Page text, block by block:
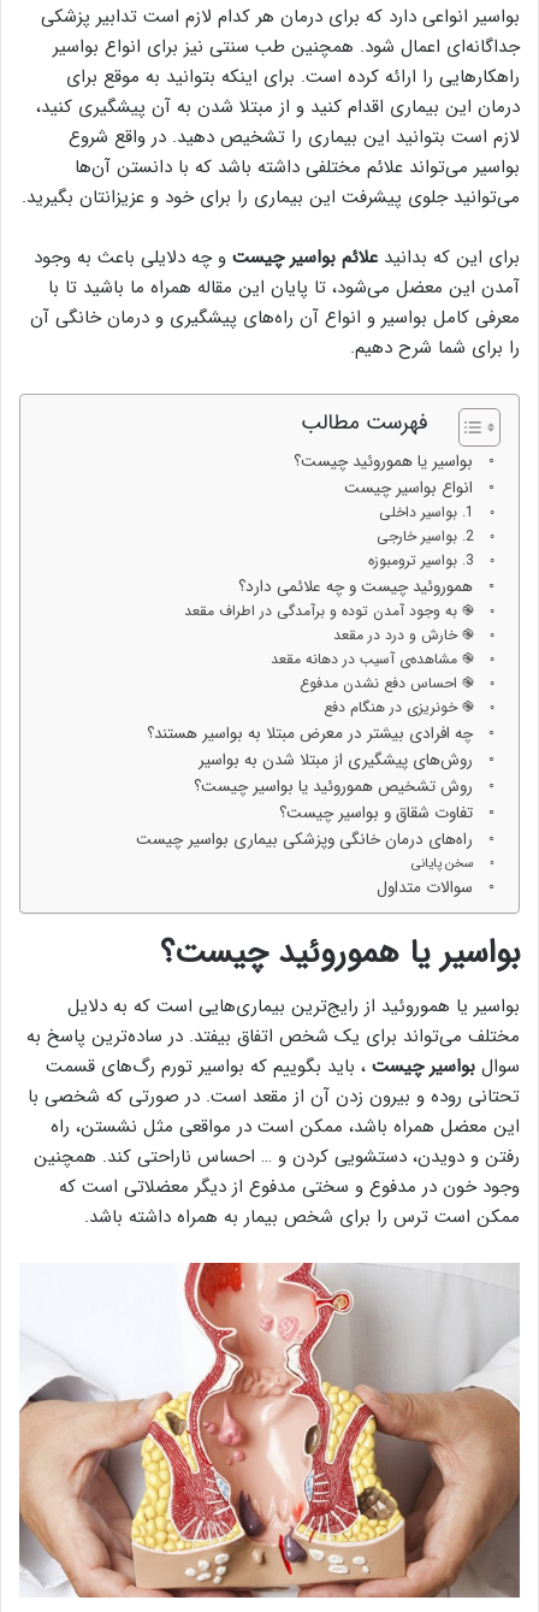
بواسیر انواعی دارد که برای درمان هر کدام لازم است تدابیر پزشکی
جداگانه‌ای اعمال شود. همچنین طب سنتی نیز برای انواع بواسیر
راهکارهایی را ارائه کرده است. برای اینکه بتوانید به موقع برای
درمان این بیماری اقدام کنید و از مبتلا شدن به آن پیشگیری کنید،
لازم است بتوانید این بیماری را تشخیص دهید. در واقع شروع
بواسیر می‌تواند علائم مختلفی داشته باشد که با دانستن آن‌ها
می‌توانید جلوی پیشرفت این بیماری را برای خود و عزیزانتان بگیرید.
برای این که بدانید علائم بواسیر چیست و چه دلایلی باعث به وجود
آمدن این معضل می‌شود، تا پایان این مقاله همراه ما باشید تا با
معرفی کامل بواسیر و انواع آن راه‌های پیشگیری و درمان خانگی آن
را برای شما شرح دهیم.
فهرست مطالب
بواسیر یا هموروئید چیست؟
انواع بواسیر چیست
1. بواسیر داخلی
2. بواسیر خارجی
3. بواسیر ترومبوزه
هموروئید چیست و چه علائمی دارد؟
֎ به وجود آمدن توده و برآمدگی در اطراف مقعد
֎ خارش و درد در مقعد
֎ مشاهده‌ی آسیب در دهانه مقعد
֎ احساس دفع نشدن مدفوع
֎ خونریزی در هنگام دفع
چه افرادی بیشتر در معرض مبتلا به بواسیر هستند؟
روش‌های پیشگیری از مبتلا شدن به بواسیر
روش تشخیص هموروئید یا بواسیر چیست؟
تفاوت شقاق و بواسیر چیست؟
راه‌های درمان خانگی وپزشکی بیماری بواسیر چیست
سخن پایانی
سوالات متداول
بواسیر یا هموروئید چیست؟
بواسیر یا هموروئید از رایج‌ترین بیماری‌هایی است که به دلایل
مختلف می‌تواند برای یک شخص اتفاق بیفتد. در ساده‌ترین پاسخ به
سوال بواسیر چیست ، باید بگوییم که بواسیر تورم رگ‌های قسمت
تحتانی روده و بیرون زدن آن از مقعد است. در صورتی که شخصی با
این معضل همراه باشد، ممکن است در مواقعی مثل نشستن، راه
رفتن و دویدن، دستشویی کردن و … احساس ناراحتی کند. همچنین
وجود خون در مدفوع و سختی مدفوع از دیگر معضلاتی است که
ممکن است ترس را برای شخص بیمار به همراه داشته باشد.